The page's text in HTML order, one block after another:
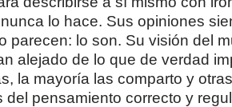
lo hace. Sus opiniones
parecen: lo son. Su visión del
alejado de lo que de verdad
la mayoría las comparto y
del pensamiento correcto y